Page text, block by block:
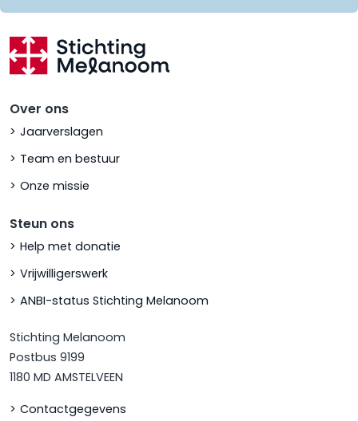
Over ons
Jaarverslagen
Team en bestuur
Onze missie
Steun ons
Help met donatie
Vrijwilligerswerk
ANBI-status Stichting Melanoom
Stichting Melanoom
Postbus 9199
1180 MD AMSTELVEEN
Contactgegevens